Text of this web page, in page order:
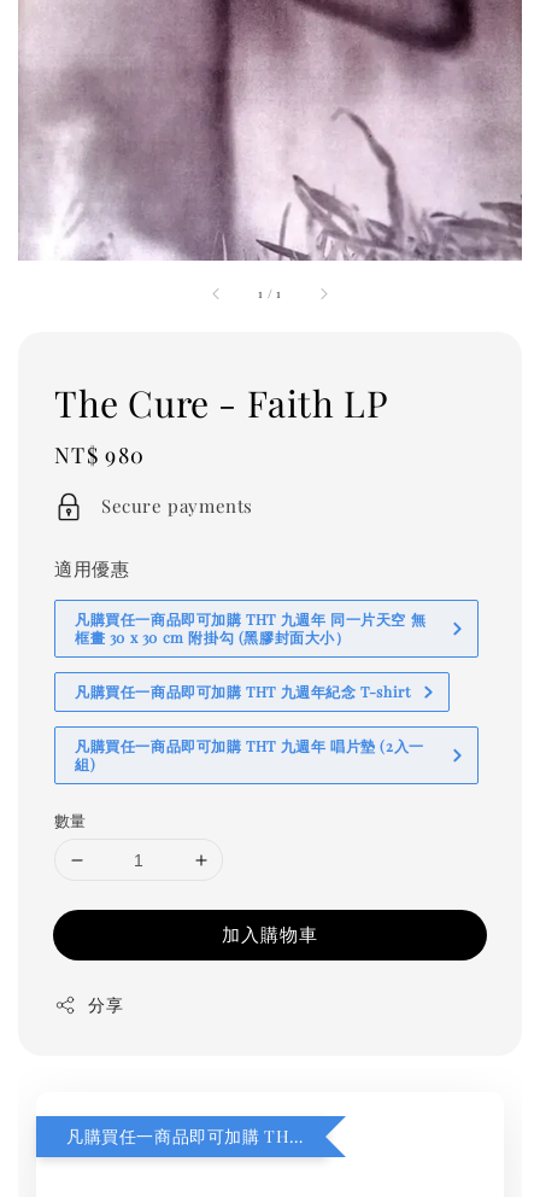
1 /1
The Cure - Faith LP
Regular
price
NT$ 980
Secure payments
適用優惠
凡購買任一商品即可加購 THT 九週年 同一片天空 無
框畫 30 x 30 cm 附掛勾 (黑膠封面大小）
凡購買任一商品即可加購 THT 九週年紀念 T-shirt
凡購買任一商品即可加購 THT 九週年 唱片墊 (2入一
組)
數量
加入購物車
分享
凡購買任一商品即可加購 THT 九週年 同一片天空 無框畫 30 x 30 cm 附掛勾 (黑膠封面大小）